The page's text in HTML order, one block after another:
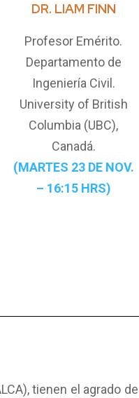
DR. LIAM FINN
Profesor Emérito.
Departamento de
Ingeniería Civil.
University of British
Columbia (UBC),
Canadá.
(MARTES 23 DE NOV.
– 16:15 HRS)
tienen el agrado de